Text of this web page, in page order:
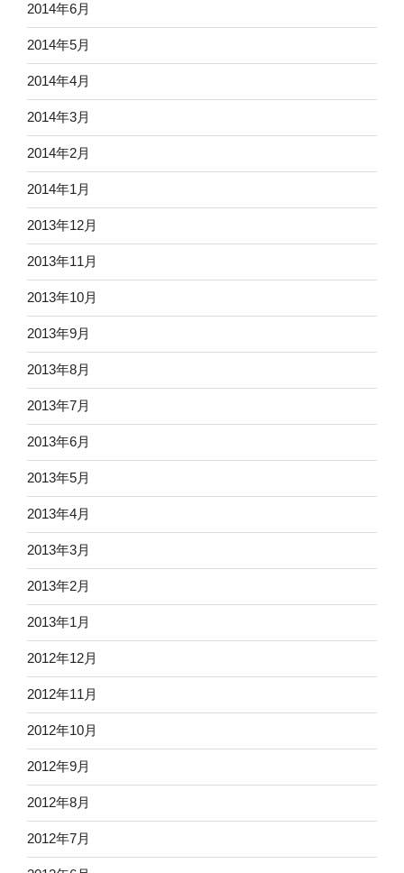
2014年6月
2014年5月
2014年4月
2014年3月
2014年2月
2014年1月
2013年12月
2013年11月
2013年10月
2013年9月
2013年8月
2013年7月
2013年6月
2013年5月
2013年4月
2013年3月
2013年2月
2013年1月
2012年12月
2012年11月
2012年10月
2012年9月
2012年8月
2012年7月